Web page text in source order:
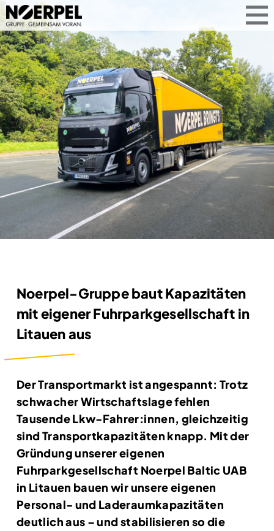
Noerpel-Gruppe baut Kapazitäten
mit eigener Fuhrparkgesellschaft in
Litauen aus
Der Transportmarkt ist angespannt: Trotz
schwacher Wirtschaftslage fehlen
Tausende Lkw-Fahrer:innen, gleichzeitig
sind Transportkapazitäten knapp. Mit der
Gründung unserer eigenen
Fuhrparkgesellschaft Noerpel Baltic UAB
in Litauen bauen wir unsere eigenen
Personal- und Laderaumkapazitäten
deutlich aus – und stabilisieren so die